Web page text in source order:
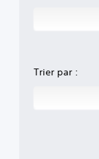
Trier par :